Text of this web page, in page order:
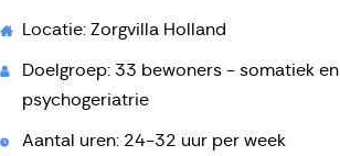
Locatie: Zorgvilla Holland
Doelgroep: 33 bewoners - somatiek en
psychogeriatrie
Aantal uren: 24-32 uur per week